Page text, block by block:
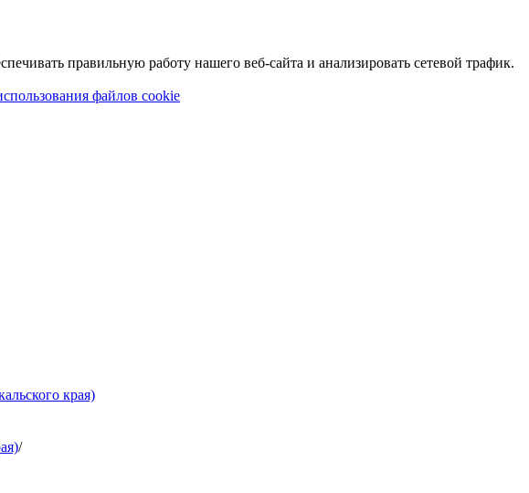
правильную работу нашего веб-сайта и анализировать сетевой трафик.
файлов cookie
края)
/